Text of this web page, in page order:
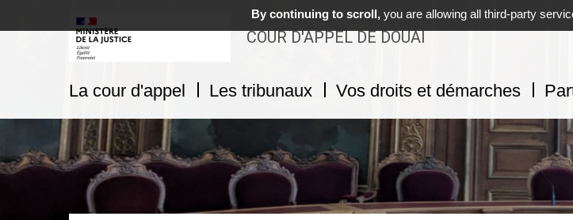
COUR D'APPEL DE DOUAI
La cour d'appel Les tribunaux Vos droits et démarches
By continuing to scroll, you are allowing all third-party